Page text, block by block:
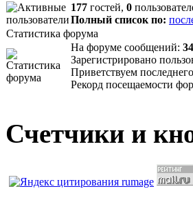
177 гостей, 0
Полный список по:
Статистика форума
На форуме сообщений:
Зарегистрировано
Приветствуем
Рекорд посещаемости
Счетчики и